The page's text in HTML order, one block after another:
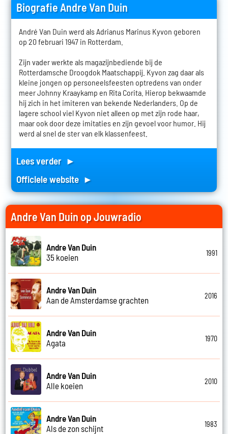
Biografie Andre Van Duin
André Van Duin werd als Adrianus Marinus Kyvon geboren
op 20 februari 1947 in Rotterdam.
Zijn vader werkte als magazijnbediende bij de
Rotterdamsche Droogdok Maatschappij. Kyvon zag daar als
kleine jongen op personeelsfeesten optredens van onder
meer Johnny Kraaykamp en Rita Corita. Hierop bekwaamde
hij zich in het imiteren van bekende Nederlanders. Op de
lagere school viel Kyvon niet alleen op met zijn rode haar,
maar ook door deze imitaties en zijn gevoel voor humor. Hij
werd al snel de ster van elk klassenfeest.
Lees verder ►
Officiele website ►
Andre Van Duin op Jouwradio
Andre Van Duin
35 koeien
1991
Andre Van Duin
Aan de Amsterdamse grachten
2016
Andre Van Duin
Agata
1970
Andre Van Duin
Alle koeien
2010
Andre Van Duin
Als de zon schijnt
1983